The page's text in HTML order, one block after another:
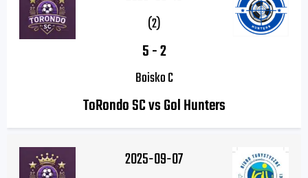
(2)
5-2
Boisko C
ToRondo SC vs Gol Hunters
2025-09-07